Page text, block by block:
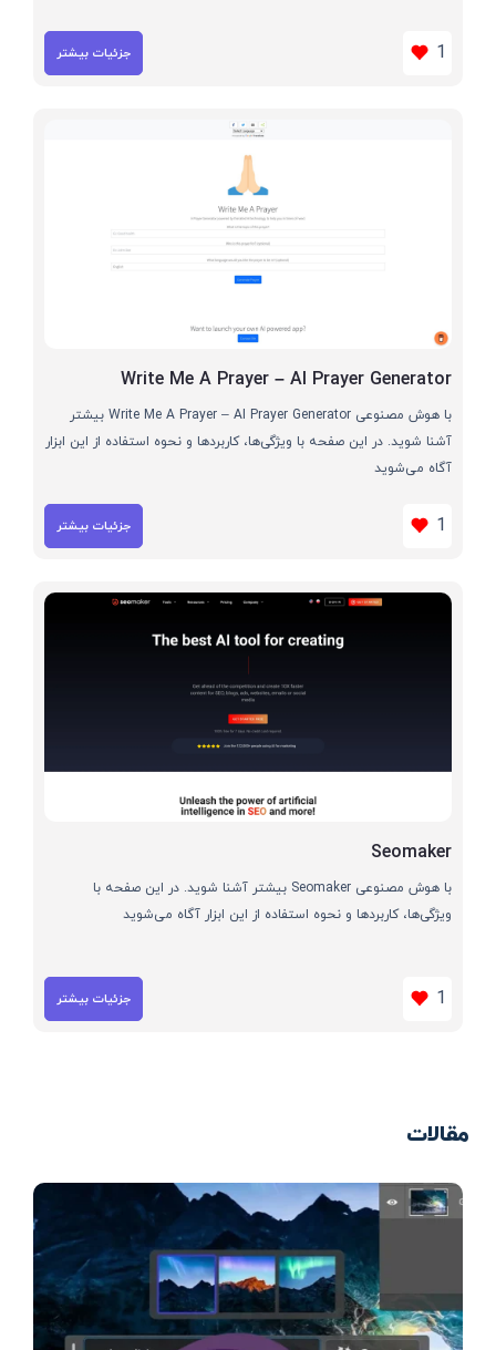
1 جزئیات بیشتر
Write Me A Prayer – AI Prayer Generator
با هوش مصنوعی Write Me A Prayer – AI Prayer Generator بیشتر
آشنا شوید. در این صفحه با ویژگی‌ها، کاربردها و نحوه استفاده از این ابزار
آگاه می‌شوید
1 جزئیات بیشتر
Seomaker
با هوش مصنوعی Seomaker بیشتر آشنا شوید. در این صفحه با
ویژگی‌ها، کاربردها و نحوه استفاده از این ابزار آگاه می‌شوید
1 جزئیات بیشتر
مقالات